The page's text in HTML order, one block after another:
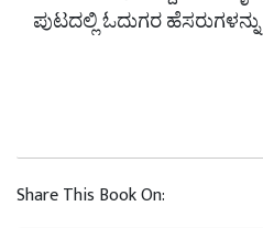
ಪುಟದಲ್ಲಿ ಓದುಗರ
Share This Book On: